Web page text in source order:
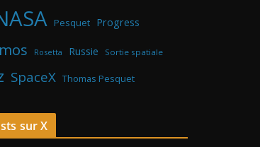
Pesquet Progress
Rosetta Russie Sortie spatiale
SpaceX Thomas Pesquet
sur X